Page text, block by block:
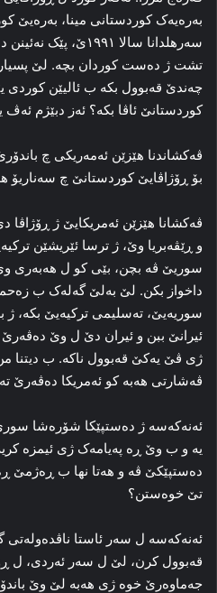
به‌ره‌یه‌ک کوردستانی مینا، به‌ره‌یێ
سه‌رهلدانا سالا
تشت ژ ده‌ست کوردان بچه‌. لێ
چه‌ندێ قه‌بوول بکه‌ ب ئالیێن کوردی
کوردستانێ ئاڤا بکه‌؟ ئه‌ز دبێژم
ڤه‌کشاندنا هێزێن ئه‌مه‌ریکی چ
بۆ ڕۆژاڤایێ کوردستانێ چ سه‌ناریۆ
ڤه‌کشانا هێزێن ئەمریکایێ ژ ڕۆژاڤا
و ڕێڤه‌بریا وێ، ژ ترسا ئێریشێن
سوریێ ڤه‌ بچن، بێی کو ل هه‌به‌ری
داخواز بکن. لێ به‌لێ گه‌له‌ک ب
سوریه‌یێ، ته‌سلیمی ترکیه‌یێ بکه‌،
ئیرانێ ببن و ئیران دێ ل وێ
ژی ڤێ یه‌کێ قه‌بوول ناکه‌. ب دیتنا
ڤه‌شارتی هه‌به‌ کو ئەمریکا ده‌ڤه‌رێ
ئه‌نەکەسە ژ ده‌ستپێکا شۆره‌شا
یه‌ و ب وێ ڕه‌ په‌یامه‌ک ژی ئیمزه‌
ده‌ستپێکێ ڤه‌ و هه‌تا نها ب ڕه‌ژمێ
تێ خوه‌ستن؟
ئه‌نەکەسه‌ ل سه‌ر ئاستا ناڤده‌وله‌تی
قه‌بوول کرن، لێ ل سه‌ر ئه‌ردی، ل
جه‌ماوه‌رێ خوه‌ ژی هه‌به‌ لێ وێ